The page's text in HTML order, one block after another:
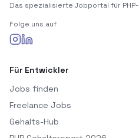
Das spezialisierte Jobportal für
Folge uns auf
Für Entwickler
Jobs finden
Freelance Jobs
Gehalts-Hub